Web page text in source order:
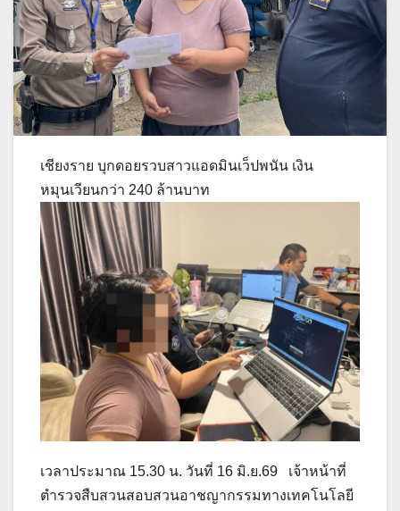
เชียงราย บุกดอยรวบสาวแอดมินเว็ปพนัน เงิน
หมุนเวียนกว่า 240 ล้านบาท
เวลาประมาณ 15.30 น. วันที่ 16 มิ.ย.69 เจ้าหน้าที่
ตำรวจสืบสวนสอบสวนอาชญากรรมทางเทคโนโลยี